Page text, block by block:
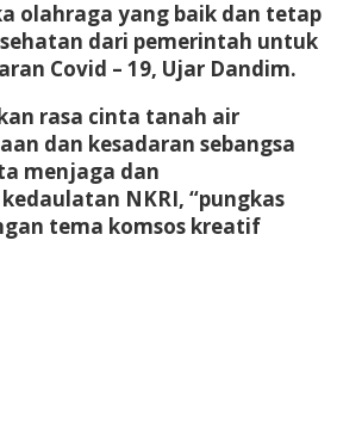
olahraga yang baik dan tetap
dari pemerintah untuk
Covid – 19, Ujar Dandim.
rasa cinta tanah air
dan kesadaran sebangsa
menjaga dan
NKRI, “pungkas
tema komsos kreatif